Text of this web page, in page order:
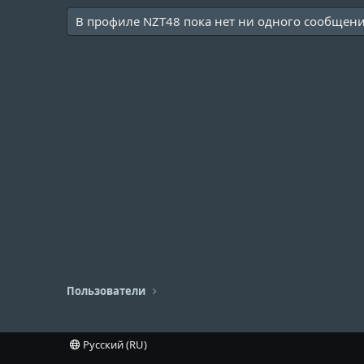
В профиле NZT48 пока нет ни одного
Пользователи
Русский (RU)